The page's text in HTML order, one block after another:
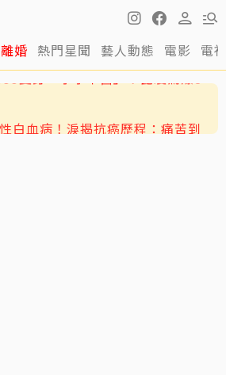
婚 熱門星聞 藝人動態 電影 電
白血病！淚揭抗癌歷程：痛苦到